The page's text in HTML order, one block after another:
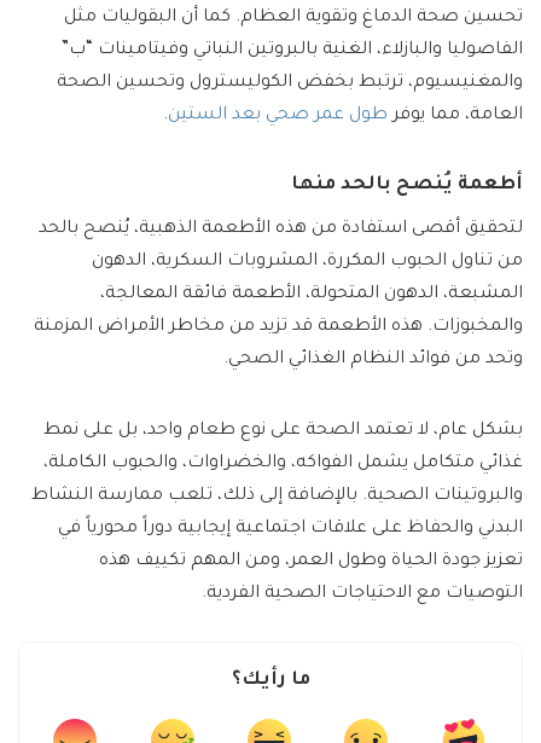
تحسين صحة الدماغ وتقوية العظام. كما أن البقوليات مثل
الفاصوليا والبازلاء، الغنية بالبروتين النباتي وفيتامينات “ب”
والمغنيسيوم، ترتبط بخفض الكوليسترول وتحسين الصحة
العامة، مما يوفر طول عمر صحي بعد الستين.
أطعمة يُنصح بالحد منها
لتحقيق أقصى استفادة من هذه الأطعمة الذهبية، يُنصح بالحد
من تناول الحبوب المكررة، المشروبات السكرية، الدهون
المشبعة، الدهون المتحولة، الأطعمة فائقة المعالجة،
والمخبوزات. هذه الأطعمة قد تزيد من مخاطر الأمراض المزمنة
وتحد من فوائد النظام الغذائي الصحي.
بشكل عام، لا تعتمد الصحة على نوع طعام واحد، بل على نمط
غذائي متكامل يشمل الفواكه، والخضراوات، والحبوب الكاملة،
والبروتينات الصحية. بالإضافة إلى ذلك، تلعب ممارسة النشاط
البدني والحفاظ على علاقات اجتماعية إيجابية دوراً محورياً في
تعزيز جودة الحياة وطول العمر، ومن المهم تكييف هذه
التوصيات مع الاحتياجات الصحية الفردية.
ما رأيك؟